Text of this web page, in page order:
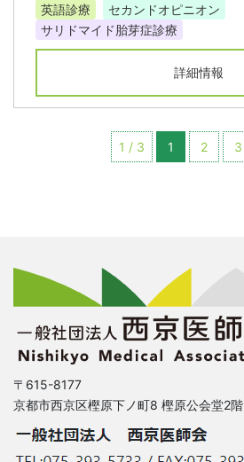
英語診療
セカンドオピニオン
サリドマイド胎芽症診療
詳細情報
1 / 3 1 2 3
〒615-8177
京都市西京区樫原下ノ町8 樫原公会堂2階